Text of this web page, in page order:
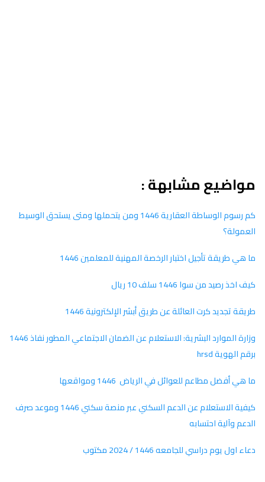
مواضيع مشابهة :
كم رسوم الوساطة العقارية 1446 ومن يتحملها ومتى يستحق الوسيط
العمولة؟
ما هي طريقة تأجيل اختبار الرخصة المهنية للمعلمين 1446
كيف اخذ رصيد من سوا 1446 سلف 10 ريال
طريقة تجديد كرت العائلة عن طريق أبشر الإلكترونية 1446
وزارة الموارد البشرية: الاستعلام عن الضمان الاجتماعي المطور نفاذ 1446
برقم الهوية hrsd
ما هي أفضل مطاعم للعوائل في الرياض 1446 ومواقعها
كيفية الاستعلام عن الدعم السكني عبر منصة سكني 1446 وموعد صرف
الدعم وآلية احتسابه
دعاء اول يوم دراسي للجامعه 1446 / 2024 مكتوب